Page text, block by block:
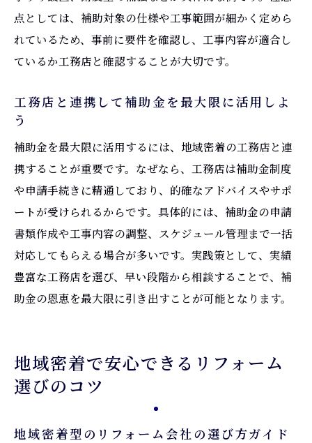
点としては、補助対象の仕様や工事範囲が細かく定めら
れているため、事前に要件を確認し、工事内容が適合し
ているか工務店と確認することが大切です。
工務店と連携して補助金を最大限に活用しよ
う
補助金を最大限に活用するには、地域密着の工務店と連
携することが重要です。なぜなら、工務店は補助金制度
や申請手続きに精通しており、的確なアドバイスやサポ
ートが受けられるからです。具体的には、補助金の申請
書類作成や工事内容の調整、スケジュール管理まで一括
対応してもらえる場合が多いです。実践策として、実績
豊富な工務店を選び、早い段階から相談することで、補
助金の恩恵を最大限に引き出すことが可能となります。
地域密着で安心できるリフォーム
選びのコツ
地域密着型のリフォーム会社の選び方ガイド